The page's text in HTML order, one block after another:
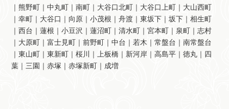
｜熊野町｜中丸町｜南町｜大谷口北町｜大谷口上町｜大山西町
｜幸町｜大谷口｜向原｜小茂根｜舟渡｜東坂下｜坂下｜相生町
｜西台｜蓮根｜小豆沢｜蓮沼町｜清水町｜宮本町｜泉町｜志村
｜大原町｜富士見町｜前野町｜中台｜若木｜常盤台｜南常盤台
｜東山町｜東新町｜桜川｜上板橋｜新河岸｜高島平｜徳丸｜四
葉｜三園｜赤塚｜赤塚新町｜成増